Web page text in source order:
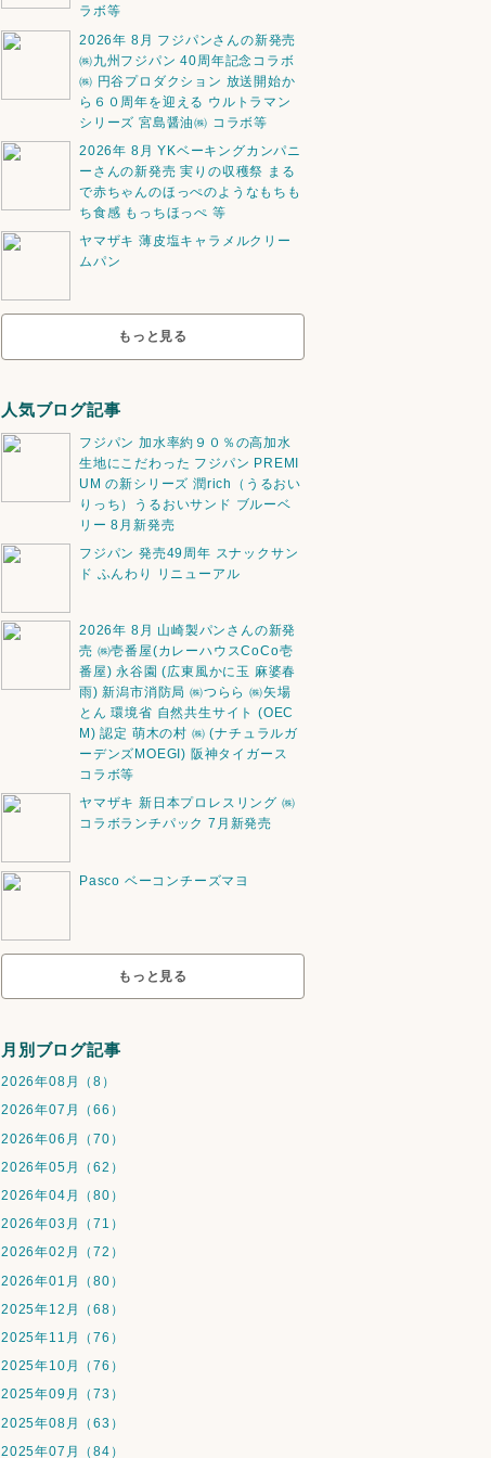
ラボ等
2026年 8月 フジパンさんの新発売
㈱九州フジパン 40周年記念コラボ
㈱ 円谷プロダクション 放送開始か
ら６０周年を迎える ウルトラマン
シリーズ 宮島醤油㈱ コラボ等
2026年 8月 YKベーキングカンパニ
ーさんの新発売 実りの収穫祭 まる
で赤ちゃんのほっぺのようなもちも
ち食感 もっちほっぺ 等
ヤマザキ 薄皮塩キャラメルクリー
ムパン
もっと見る
人気ブログ記事
フジパン 加水率約９０％の高加水
生地にこだわった フジパン PREMI
UM の新シリーズ 潤rich（うるおい
りっち）うるおいサンド ブルーベ
リー 8月新発売
フジパン 発売49周年 スナックサン
ド ふんわり リニューアル
2026年 8月 山崎製パンさんの新発
売 ㈱壱番屋(カレーハウスCoCo壱
番屋) 永谷園 (広東風かに玉 麻婆春
雨) 新潟市消防局 ㈱つらら ㈱矢場
とん 環境省 自然共生サイト (OEC
M) 認定 萌木の村 ㈱ (ナチュラルガ
ーデンズMOEGI) 阪神タイガース
コラボ等
ヤマザキ 新日本プロレスリング ㈱
コラボランチパック 7月新発売
Pasco ベーコンチーズマヨ
もっと見る
月別ブログ記事
2026年08月（8）
2026年07月（66）
2026年06月（70）
2026年05月（62）
2026年04月（80）
2026年03月（71）
2026年02月（72）
2026年01月（80）
2025年12月（68）
2025年11月（76）
2025年10月（76）
2025年09月（73）
2025年08月（63）
2025年07月（84）